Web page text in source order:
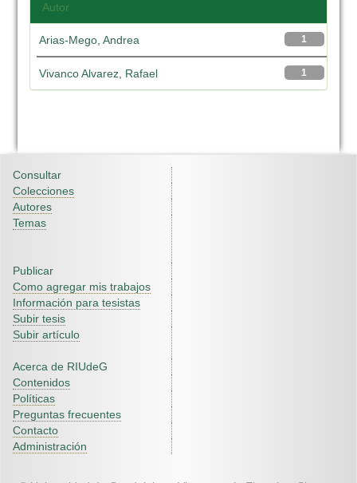
Autor
1
Arias-Mego, Andrea
1
Vivanco Alvarez, Rafael
Consultar
Colecciones
Autores
Temas
Publicar
Como agregar mis trabajos
Información para tesistas
Subir tesis
Subir artículo
Acerca de RIUdeG
Contenidos
Políticas
Preguntas frecuentes
Contacto
Administración